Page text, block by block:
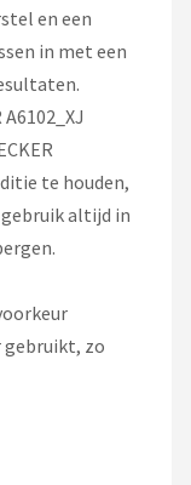
en een
in met een
te houden,
gebruik altijd in
gebruikt, zo